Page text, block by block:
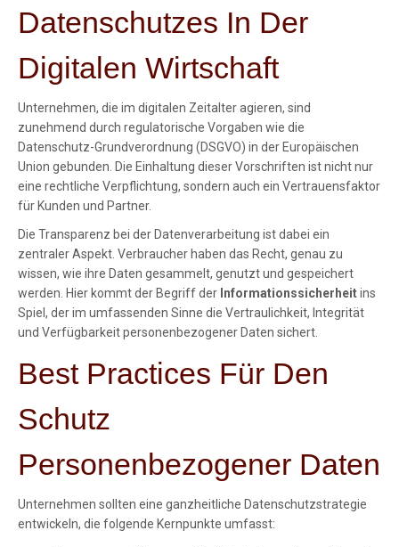
Datenschutzes In Der
Digitalen Wirtschaft
Unternehmen, die im digitalen Zeitalter agieren, sind
zunehmend durch regulatorische Vorgaben wie die
Datenschutz-Grundverordnung (DSGVO) in der Europäischen
Union gebunden. Die Einhaltung dieser Vorschriften ist nicht nur
eine rechtliche Verpflichtung, sondern auch ein Vertrauensfaktor
für Kunden und Partner.
Die Transparenz bei der Datenverarbeitung ist dabei ein
zentraler Aspekt. Verbraucher haben das Recht, genau zu
wissen, wie ihre Daten gesammelt, genutzt und gespeichert
werden. Hier kommt der Begriff der Informationssicherheitins
Spiel, der im umfassenden Sinne die Vertraulichkeit, Integrität
und Verfügbarkeit personenbezogener Daten sichert.
Best Practices Für Den
Schutz
Personenbezogener Daten
Unternehmen sollten eine ganzheitliche Datenschutzstrategie
entwickeln, die folgende Kernpunkte umfasst: